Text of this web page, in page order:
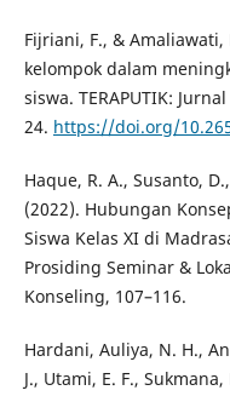
Fijriani, F., &
kelompok dalam
siswa. TERAPUTIK:
24. https://doi.org/
Haque, R. A., Susanto,
(2022). Hubungan
Siswa Kelas XI di
Prosiding Seminar &
Konseling, 107–116.
Hardani, Auliya, N. H.,
J., Utami, E. F.,